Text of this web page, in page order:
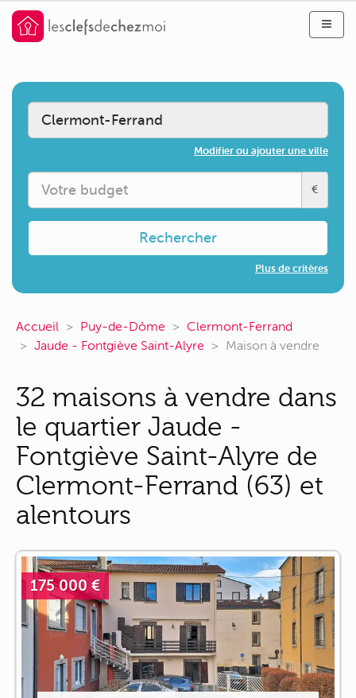
Modifier ou ajouter une ville
€
Rechercher
Plus de critères
Accueil Puy-de-Dôme
Clermont-Ferrand
Jaude - Fontgiève Saint-Alyre
Maison à vendre
32 maisons à vendre dans
le quartier Jaude -
Fontgiève Saint-Alyre de
Clermont-Ferrand (63) et
alentours
175 000 €